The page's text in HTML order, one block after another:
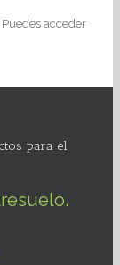
acceder
para el